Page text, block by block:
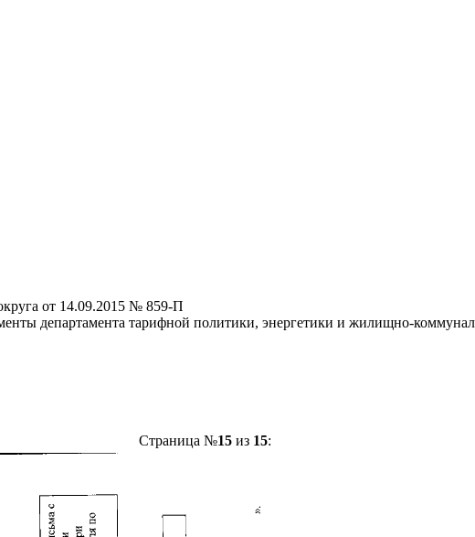
от 14.09.2015 № 859-П
департамента тарифной политики, энергетики и жилищно-
Страница №15из 15: